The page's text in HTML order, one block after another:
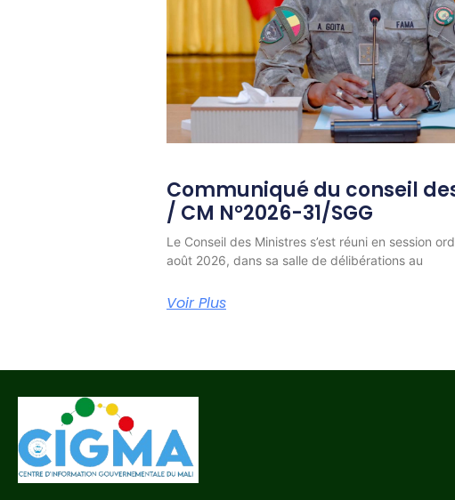
Communiqué du conseil
/ CM N°2026-31/SGG
Le Conseil des Ministres s’est réuni en session
août 2026, dans sa salle de délibérations au
Voir Plus